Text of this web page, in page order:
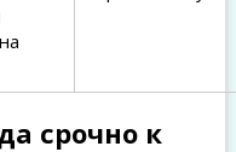
срочно к